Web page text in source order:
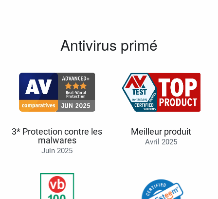
Antivirus primé
3* Protection contre les
malwares
Juin 2025
Meilleur produit
Avril 2025